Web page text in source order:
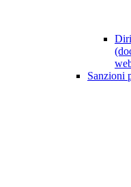
Sanzioni